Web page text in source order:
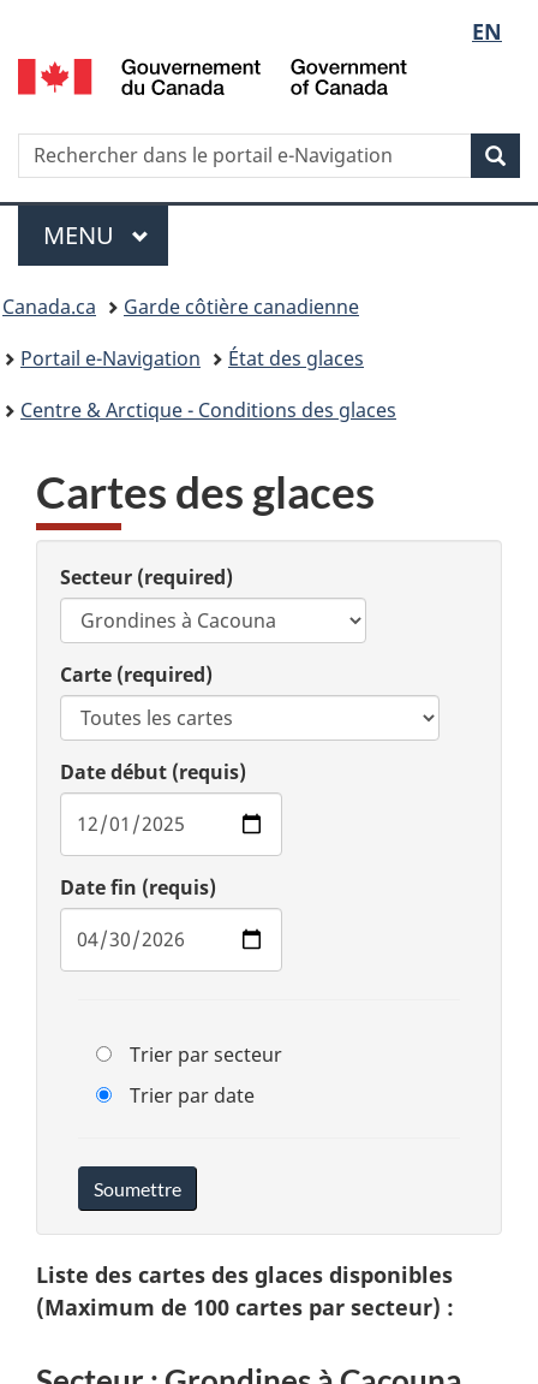
la
langue
EN
of
Recherche
Rechercher
dans
le
portail
Menu
MENU PRINCIPAL
Vous
êtes
ici
Canada.ca
Garde côtière canadienne
Portail e-Navigation
État des glaces
Centre & Arctique - Conditions des glaces
Cartes des glaces
Secteur (required)
Carte (required)
Date début (requis)
Date fin (requis)
Trier par secteur
Trier par date
Liste des cartes des glaces disponibles
(Maximum de 100 cartes par secteur) :